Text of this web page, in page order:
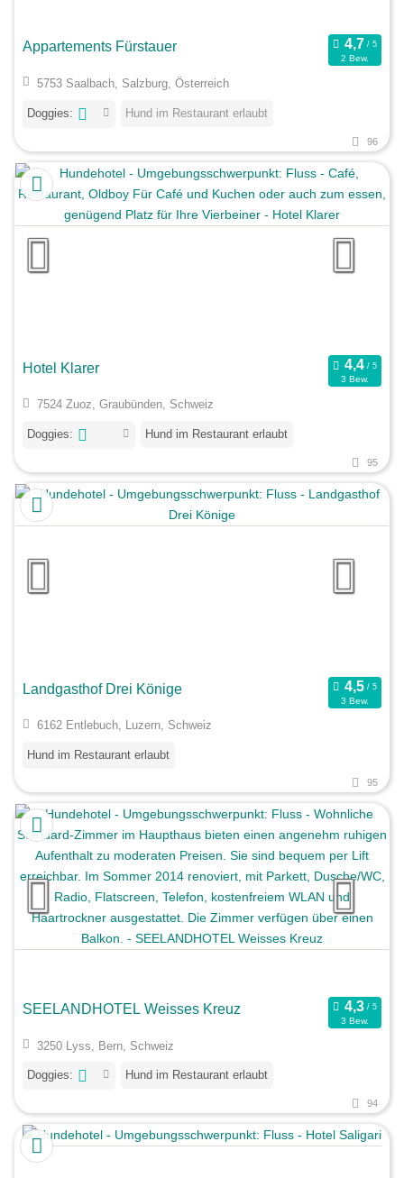
Appartements Fürstauer
2 Bew.
5753 Saalbach, Salzburg, Österreich
Doggies: Hund im Restaurant erlaubt
96
Hotel Klarer
3 Bew.
7524 Zuoz, Graubünden, Schweiz
Doggies: Hund im Restaurant erlaubt
95
Landgasthof Drei Könige
3 Bew.
6162 Entlebuch, Luzern, Schweiz
Hund im Restaurant erlaubt
95
SEELANDHOTEL Weisses Kreuz
3 Bew.
3250 Lyss, Bern, Schweiz
Doggies: Hund im Restaurant erlaubt
94